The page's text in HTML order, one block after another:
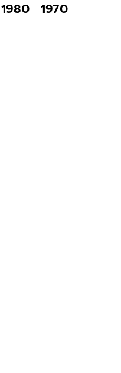
1980
1970